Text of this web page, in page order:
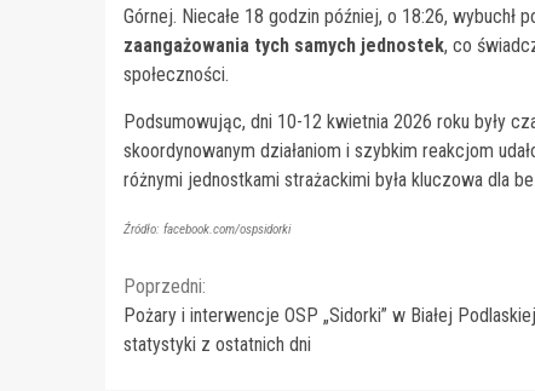
Górnej. Niecałe 18 godzin później, o 18:26, wybuchł
zaangażowania tych samych jednostek, co
społeczności.
Podsumowując, dni 10-12 kwietnia 2026 roku były
skoordynowanym działaniom i szybkim reakcjom
różnymi jednostkami strażackimi była kluczowa dla
Źródło: facebook.com/ospsidorki
Continue
Reading
Poprzedni:
Pożary i interwencje OSP „Sidorki” w Białej
statystyki z ostatnich dni